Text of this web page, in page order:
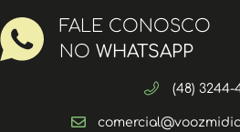
FALE CONOSCO
NO WHATSAPP
(48) 3244-